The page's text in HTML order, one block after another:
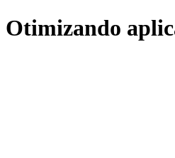
Otimizando